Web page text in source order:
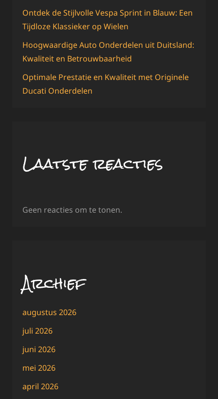
Ontdek de Stijlvolle Vespa Sprint in Blauw: Een
Tijdloze Klassieker op Wielen
Hoogwaardige Auto Onderdelen uit Duitsland:
Kwaliteit en Betrouwbaarheid
Optimale Prestatie en Kwaliteit met Originele
Ducati Onderdelen
Laatste reacties
Geen reacties om te tonen.
Archief
augustus 2026
juli 2026
juni 2026
mei 2026
april 2026